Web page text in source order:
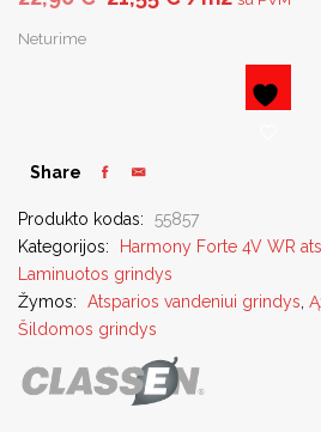
Neturime
Share
Produkto kodas:
55857
Kategorijos:
Harmony Forte 4V WR
Laminuotos grindys
Žymos:
Atsparios vandeniui grindys
Šildomos grindys